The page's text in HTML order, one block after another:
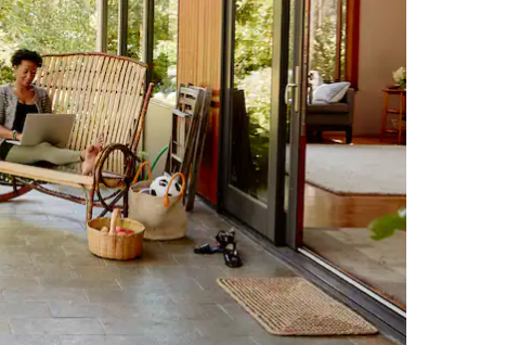
prema gore i prema dolje, kao i dodirom ili prelaskom prstom po zaslonu.